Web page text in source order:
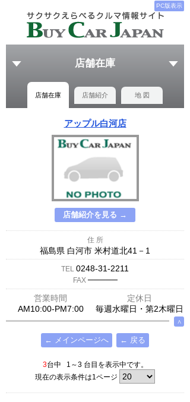
PC版表示
店舗在庫
店舗在庫 店舗紹介 地 図
アップル白河店
店舗紹介を見る →
住 所
福島県 白河市 米村道北41－1
TEL 0248-31-2211
FAX ─────
営業時間
定休日
AM10:00-PM7:00
毎週水曜日・第2木曜日
∧
← メインページへ ← 戻る
3台中 1～3 台目を表示中です。
現在の表示条件は1ページ